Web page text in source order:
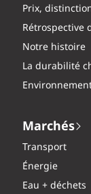
Prix,
Rétrospective
Notre histoire
La durabilité
Marchés
Transport
Énergie
Eau + déchets